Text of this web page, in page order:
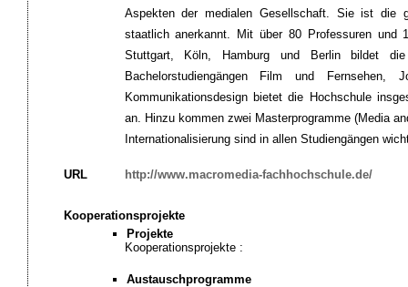
Aspekten der medialen Gesellschaft. Sie ist die
staatlich anerkannt. Mit über 80 Professuren und
Stuttgart, Köln, Hamburg und Berlin bildet
Bachelorstudiengängen Film und Fernsehen,
Kommunikationsdesign bietet die Hochschule
an. Hinzu kommen zwei Masterprogramme (Media
Internationalisierung sind in allen Studiengängen
URL http://www.macromedia-fachhochschule.de/
Kooperationsprojekte
Projekte
Kooperationsprojekte :
Austauschprogramme